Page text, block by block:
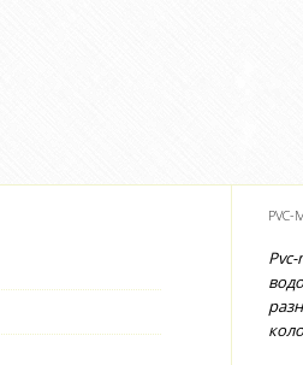
PVC-